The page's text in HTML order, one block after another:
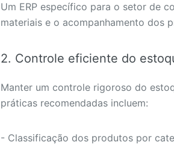
Um ERP específico para o setor de
materiais e o acompanhamento dos
2. Controle eficiente do
Manter um controle rigoroso do
práticas recomendadas incluem:
- Classificação dos produtos por